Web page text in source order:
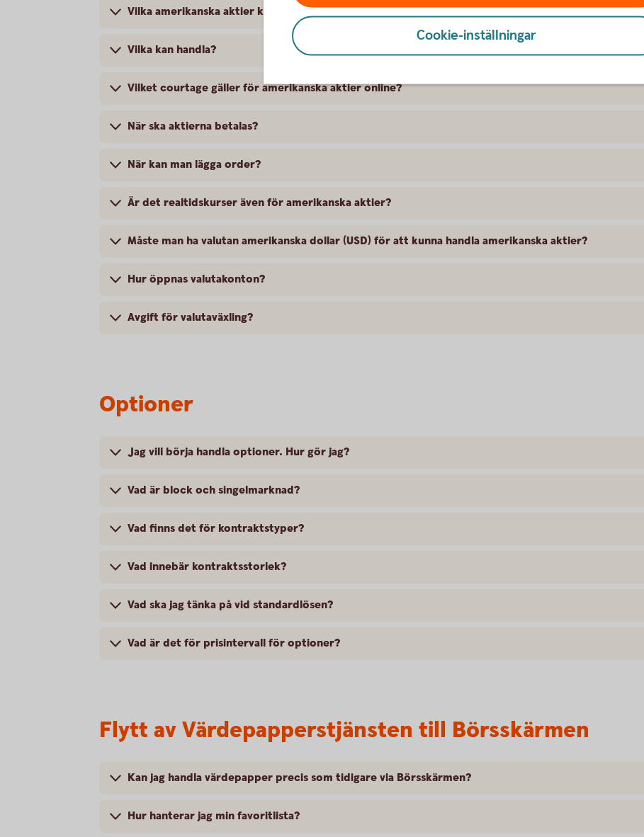
Vilka amerikanska aktier kan jag handla med?
Vilka kan handla?
Vilket courtage gäller för amerikanska aktier online?
När ska aktierna betalas?
När kan man lägga order?
Är det realtidskurser även för amerikanska aktier?
Måste man ha valutan amerikanska dollar (USD) för att kunna handla amerikanska aktier?
Hur öppnas valutakonton?
Avgift för valutaväxling?
Optioner
Jag vill börja handla optioner. Hur gör jag?
Vad är block och singelmarknad?
Vad finns det för kontraktstyper?
Vad innebär kontraktsstorlek?
Vad ska jag tänka på vid standardlösen?
Vad är det för prisintervall för optioner?
Flytt av Värdepapperstjänsten till Börsskärmen
Kan jag handla värdepapper precis som tidigare via Börsskärmen?
Hur hanterar jag min favoritlista?
Cookie-inställningar